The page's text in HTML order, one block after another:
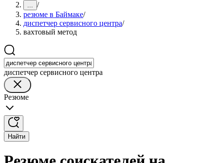
... /
резюме в Баймаке/
диспетчер сервисного центра/
вахтовый метод
диспетчер сервисного центра
Резюме
Найти